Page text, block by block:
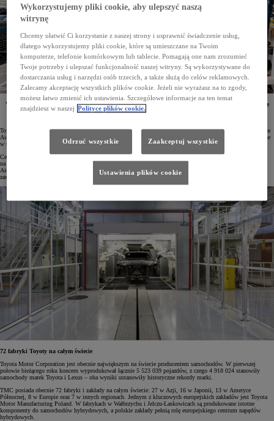
W latach 30. XXI wieku Toyota planuje uruchomienie nowego zakładu produkcyjnego. W „fabryce
przyszłości” mają powstawać innowacyjne modele samochodów wytwarzane z zastosowaniem
Toyota zamierza wybudować nowy zakład produkcyjny w dzielnicy Teihoucho w mieście Toyota w prefekturze
Aichi. Fabryka miałaby rozpocząć działalność na początku lat 30. XXI wieku, a konkretne modele wytwarzane
w tym obiekcie na razie nie są jednak znane.
Celem powstania nowego zakładu jest utrzymanie rocznej zdolności produkcyjnej Toyoty w Japonii
na poziomie trzech milionów samochodów. Projekt realizowany jest we współpracy z władzami prefektury
Aichi, magistratem miasta Toyota oraz lokalną społecznością. Obiekt ma być „fabryką przyszłości”, w której
zastosowane zostaną najnowocześniejsze technologie produkcji.
72 fabryki Toyoty na całym świecie
Toyota Motor Corporation jest obecnie największym na świecie producentem samochodów. W pierwszej
połowie bieżącego roku koncern wyprodukował łącznie 5 523 039 pojazdów, z czego 4 918 024 stanowiły
samochody marek Toyota i Lexus – oba wyniki ustanowiły historyczne rekordy marki.
TMC posiada obecnie 72 fabryki i zakłady na całym świecie: 27 w Azji, 16 w Japonii, 13 w Ameryce
Północnej, 8 w Europie oraz 7 w innych regionach. Jednym z kluczowych europejskich zakładów jest Toyota
Motor Manufacturing Poland. W fabrykach w Wałbrzychu i Jelczu-Laskowicach są produkowane istotne
komponenty do samochodów hybrydowych, a polskie zakłady pełnią rolę europejskiego centrum napędów
hybrydowych.
Wykorzystujemy pliki cookie, aby ulepszyć naszą
witrynę
Chcemy ułatwić Ci korzystanie z naszej strony i usprawnić świadczenie usług,
dlatego wykorzystujemy pliki cookie, które są umieszczane na Twoim
komputerze, telefonie komórkowym lub tablecie. Pomagają one nam zrozumieć
Twoje potrzeby i ulepszać funkcjonalność naszej witryny. Są wykorzystywane do
dostarczania usług i narzędzi osób trzecich, a także służą do celów reklamowych.
Zalecamy akceptację wszystkich plików cookie. Jeżeli nie wyrażasz na to zgody,
możesz łatwo zmienić ich ustawienia. Szczegółowe informacje na ten temat
znajdziesz w naszej Polityce plików cookie.
Odrzuć wszystkie Zaakceptuj wszystkie
Ustawienia plików cookie